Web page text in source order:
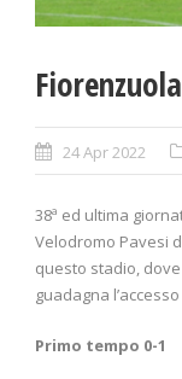
24 Apr 2022
38ª ed ultima
Velodromo Pavesi
questo stadio,
guadagna
Primo tempo 0-1